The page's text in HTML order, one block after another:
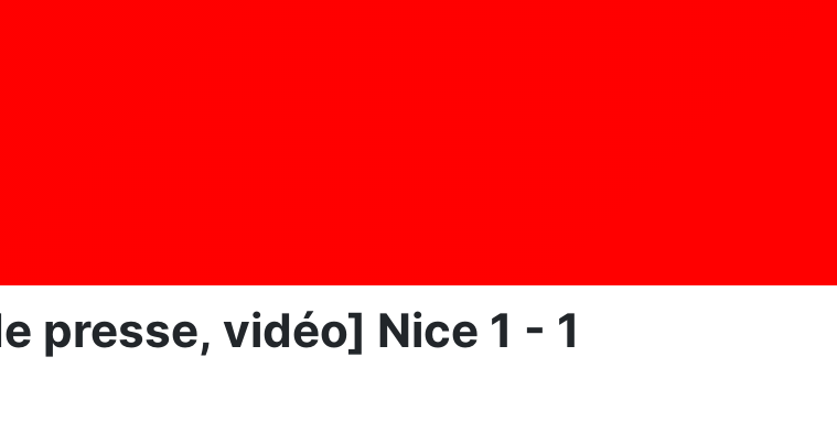
presse, vidéo] Nice 1 - 1